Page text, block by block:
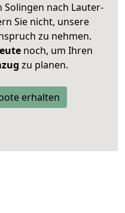
Solingen nach Lauter-
Sie nicht, unsere
zu nehmen.
noch, um Ihren
zu planen.
erhalten